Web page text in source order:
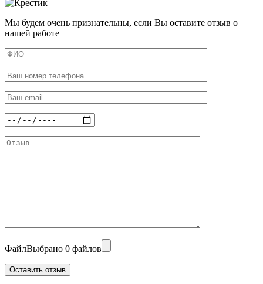
Мы будем очень признательны, если Вы оставите отзыв о
нашей работе
ФайлВыбрано 0 файлов